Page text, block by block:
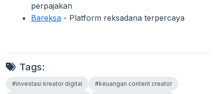
perpajakan
Bareksa - Platform reksadana terpercaya
Tags:
#investasi kreator digital
#keuangan content creator